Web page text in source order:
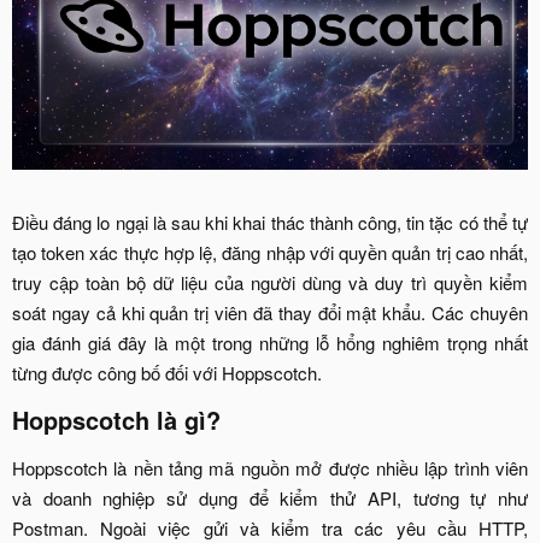
Điều đáng lo ngại là sau khi khai thác thành công, tin tặc có thể tự
tạo token xác thực hợp lệ, đăng nhập với quyền quản trị cao nhất,
truy cập toàn bộ dữ liệu của người dùng và duy trì quyền kiểm
soát ngay cả khi quản trị viên đã thay đổi mật khẩu. Các chuyên
gia đánh giá đây là một trong những lỗ hổng nghiêm trọng nhất
từng được công bố đối với Hoppscotch.​
Hoppscotch là gì?​
Hoppscotch là nền tảng mã nguồn mở được nhiều lập trình viên
và doanh nghiệp sử dụng để kiểm thử API, tương tự như
Postman. Ngoài việc gửi và kiểm tra các yêu cầu HTTP,